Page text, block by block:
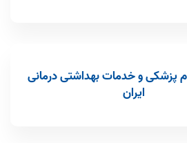
کارگاه نگارش مقاله انگلیسی در مجلات ISI توسط مرکز تحقیقات ارتقاء
پزشکی و خدمات بهداشتی درمانی
ایران